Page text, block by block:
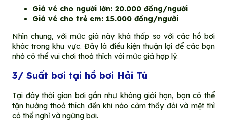
Giá vé cho người lớn: 20.000 đồng/người
Giá vé cho trẻ em: 15.000 đồng/người
Nhìn chung, với mức giá này khá thấp so với các hồ bơi
khác trong khu vực. Đây là điều kiện thuận lợi để các bạn
nhỏ có thể vui chơi thoả thích với mức giá hợp lý.
3/ Suất bơi tại hồ bơi Hải Tú
Tại đây thời gian bơi gần như không giới hạn, bạn có thể
tận hưởng thoả thích đến khi nào cảm thấy đói và mệt thì
có thể nghỉ và ngừng bơi.